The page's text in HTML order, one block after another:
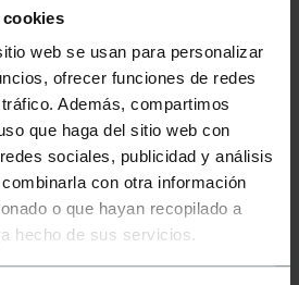
cookies
web se usan para personalizar
ofrecer funciones de redes
Además, compartimos
que haga del sitio web con
sociales, publicidad y análisis
con otra información
o que hayan recopilado a
hecho de sus servicios.
do zastosowań
z normą IEC-60309.
klasyfikuje różne typy
ta klasyfikacja wskazuje
obsługiwane napięcie. Ich
i są szczególnie
wymagających wysokiej
typach środowisk.
z trwałych i odpornych
zaprojektowane, aby